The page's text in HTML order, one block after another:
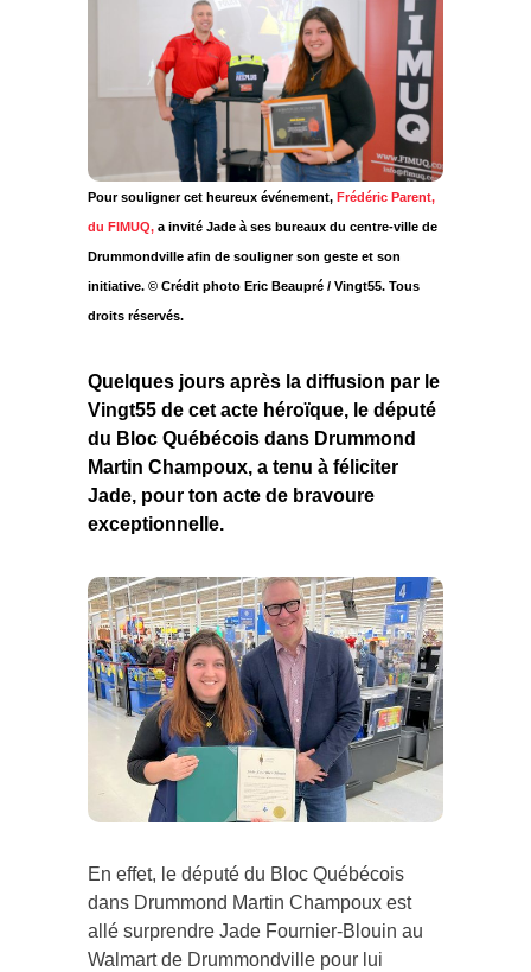
Pour souligner cet heureux événement, Frédéric Parent,
du FIMUQ, a invité Jade à ses bureaux du centre-ville de
Drummondville afin de souligner son geste et son
initiative. © Crédit photo Eric Beaupré / Vingt55. Tous
droits réservés.
Quelques jours après la diffusion par le
Vingt55 de cet acte héroïque, le député
du Bloc Québécois dans Drummond
Martin Champoux, a tenu à féliciter
Jade, pour ton acte de bravoure
exceptionnelle.
En effet, le député du Bloc Québécois
dans Drummond Martin Champoux est
allé surprendre Jade Fournier-Blouin au
Walmart de Drummondville pour lui